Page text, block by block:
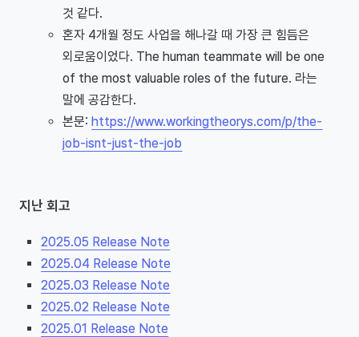
것 같다.
혼자 4개월 정도 사업을 해나갈 때 가장 큰 힘듬은
외로움이었다. The human teammate will be one
of the most valuable roles of the future. 라는
말에 공감한다.
본문:https://www.workingtheorys.com/p/the-
job-isnt-just-the-job
지난 회고
2025.05 Release Note
2025.04 Release Note
2025.03 Release Note
2025.02 Release Note
2025.01 Release Note